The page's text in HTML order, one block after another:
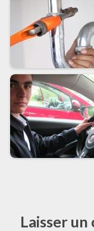
Laisser